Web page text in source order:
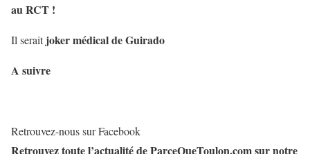
au RCT !
Il seraitjoker médical de Guirado
A suivre
Retrouvez-nous sur Facebook
Retrouvez toute l’actualité de ParceQueToulon.com sur notre